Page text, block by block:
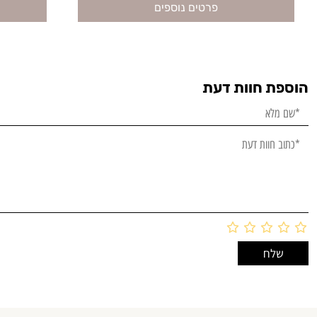
פרטים נוספים
הוספת חוות דעת